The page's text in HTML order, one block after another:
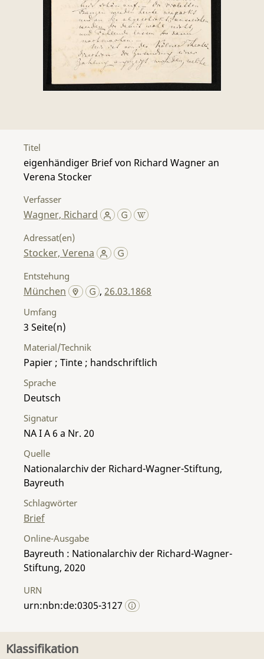
Titel
eigenhändiger Brief von Richard Wagner an
Verena Stocker
Verfasser
Wagner, Richard
Adressat(en)
Stocker, Verena
Entstehung
München ,26.03.1868
Umfang
3
Material/Technik
Papier ; Tinte ; handschriftlich
Sprache
Deutsch
Signatur
NA I A 6 a Nr. 20
Quelle
Nationalarchiv der Richard-Wagner-Stiftung,
Bayreuth
Schlagwörter
Brief
Online-Ausgabe
Bayreuth : Nationalarchiv der Richard-Wagner-
Stiftung, 2020
URN
urn:nbn:de:0305-3127
Klassifikation